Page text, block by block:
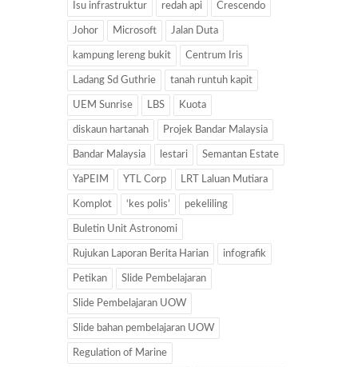
Isu infrastruktur redah api Crescendo
Johor Microsoft Jalan Duta
kampung lereng bukit Centrum Iris
Ladang Sd Guthrie tanah runtuh kapit
UEM Sunrise LBS Kuota
diskaun hartanah Projek Bandar Malaysia
Bandar Malaysia lestari Semantan Estate
YaPEIM YTL Corp LRT Laluan Mutiara
Komplot ‘kes polis’ pekeliling
Buletin Unit Astronomi
Rujukan Laporan Berita Harian infografik
Petikan Slide Pembelajaran
Slide Pembelajaran UOW
Slide bahan pembelajaran UOW
Regulation of Marine